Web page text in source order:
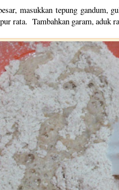
masukkan tepung gandum,
rata. Tambahkan garam, aduk